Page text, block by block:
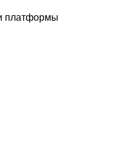
платформы